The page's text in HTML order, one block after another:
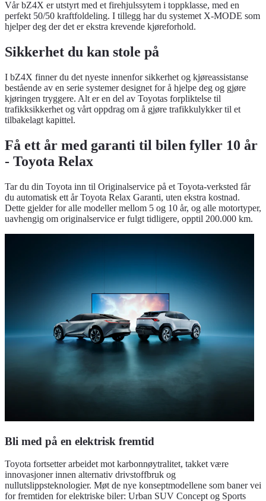
Vår bZ4X er utstyrt med et firehjulssytem i toppklasse, med en
perfekt 50/50 kraftfoldeling. I tillegg har du systemet X-MODE som
hjelper deg der det er ekstra krevende kjøreforhold.
Sikkerhet du kan stole på
I bZ4X finner du det nyeste innenfor sikkerhet og kjøreassistanse
bestående av en serie systemer designet for å hjelpe deg og gjøre
kjøringen tryggere. Alt er en del av Toyotas forpliktelse til
trafikksikkerhet og vårt oppdrag om å gjøre trafikkulykker til et
tilbakelagt kapittel.
Få ett år med garanti til bilen fyller 10 år
- Toyota Relax
Tar du din Toyota inn til Originalservice på et Toyota-verksted får
du automatisk ett år Toyota Relax Garanti, uten ekstra kostnad.
Dette gjelder for alle modeller mellom 5 og 10 år, og alle motortyper,
uavhengig om originalservice er fulgt tidligere, opptil 200.000 km.
Bli med på en elektrisk fremtid
Toyota fortsetter arbeidet mot karbonnøytralitet, takket være
innovasjoner innen alternativ drivstoffbruk og
nullutslippsteknologier. Møt de nye konseptmodellene som baner vei
for fremtiden for elektriske biler: Urban SUV Concept og Sports